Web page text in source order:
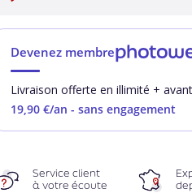
Devenez membre
Livraison offerte en illimité +
19,90 €/an - sans engagement
Service client
à votre écoute